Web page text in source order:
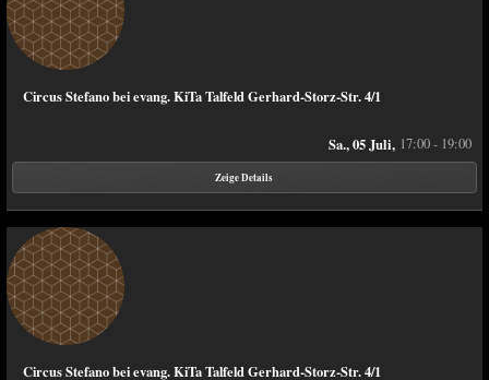
Circus Stefano bei evang. KiTa Talfeld Gerhard-Storz-Str. 4/1
Sa., 05 Juli, 17:00 - 19:00
Zeige Details
Circus Stefano bei evang. KiTa Talfeld Gerhard-Storz-Str. 4/1